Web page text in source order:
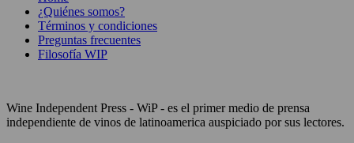
¿Quiénes somos?
Términos y condiciones
Preguntas frecuentes
Filosofía WIP
Wine Independent Press - WiP - es el primer medio de prensa
independiente de vinos de latinoamerica auspiciado por sus lectores.